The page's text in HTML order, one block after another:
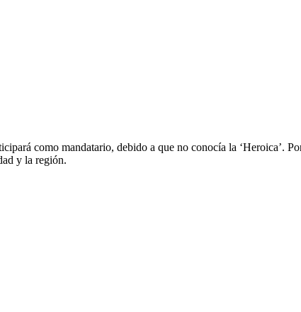
como mandatario, debido a que no conocía la ‘Heroica’.
y la región.